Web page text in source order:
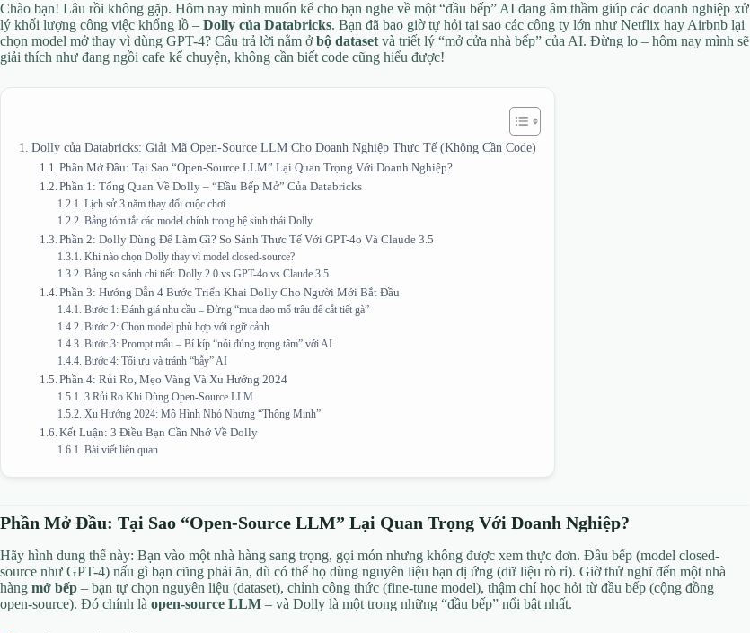
Chào bạn! Lâu rồi không gặp. Hôm nay mình muốn kể cho bạn nghe về một “đầu bếp” AI đang âm thầm giúp các doanh nghiệp xử
lý khối lượng công việc khổng lồ – Dolly của Databricks. Bạn đã bao giờ tự hỏi tại sao các công ty lớn như Netflix hay Airbnb lại
chọn model mở thay vì dùng GPT-4? Câu trả lời nằm ởbộ dataset và triết lý “mở cửa nhà bếp” của AI. Đừng lo – hôm nay mình sẽ
giải thích như đang ngồi cafe kể chuyện, không cần biết code cũng hiểu được!
Dolly của Databricks: Giải Mã Open-Source LLM Cho Doanh Nghiệp Thực Tế (Không Cần Code)
Phần Mở Đầu: Tại Sao “Open-Source LLM” Lại Quan Trọng Với Doanh Nghiệp?
Phần 1: Tổng Quan Về Dolly – “Đầu Bếp Mở” Của Databricks
Lịch sử 3 năm thay đổi cuộc chơi
Bảng tóm tắt các model chính trong hệ sinh thái Dolly
Phần 2: Dolly Dùng Để Làm Gì? So Sánh Thực Tế Với GPT-4o Và Claude 3.5
Khi nào chọn Dolly thay vì model closed-source?
Bảng so sánh chi tiết: Dolly 2.0 vs GPT-4o vs Claude 3.5
Phần 3: Hướng Dẫn 4 Bước Triển Khai Dolly Cho Người Mới Bắt Đầu
Bước 1: Đánh giá nhu cầu – Đừng “mua dao mổ trâu để cắt tiết gà”
Bước 2: Chọn model phù hợp với ngữ cảnh
Bước 3: Prompt mẫu – Bí kíp “nói đúng trọng tâm” với AI
Bước 4: Tối ưu và tránh “bẫy” AI
Phần 4: Rủi Ro, Mẹo Vàng Và Xu Hướng 2024
3 Rủi Ro Khi Dùng Open-Source LLM
Xu Hướng 2024: Mô Hình Nhỏ Nhưng “Thông Minh”
Kết Luận: 3 Điều Bạn Cần Nhớ Về Dolly
Bài viết liên quan
Phần Mở Đầu: Tại Sao “Open-Source LLM” Lại Quan Trọng Với Doanh Nghiệp?
Hãy hình dung thế này: Bạn vào một nhà hàng sang trọng, gọi món nhưng không được xem thực đơn. Đầu bếp (model closed-
source như GPT-4) nấu gì bạn cũng phải ăn, dù có thể họ dùng nguyên liệu bạn dị ứng (dữ liệu rò rỉ). Giờ thử nghĩ đến một nhà
hàng mở bếp – bạn tự chọn nguyên liệu (dataset), chỉnh công thức (fine-tune model), thậm chí học hỏi từ đầu bếp (cộng đồng
open-source). Đó chính là open-source LLM – và Dolly là một trong những “đầu bếp” nổi bật nhất.